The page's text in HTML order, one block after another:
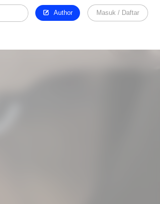
Author Masuk / Daftar